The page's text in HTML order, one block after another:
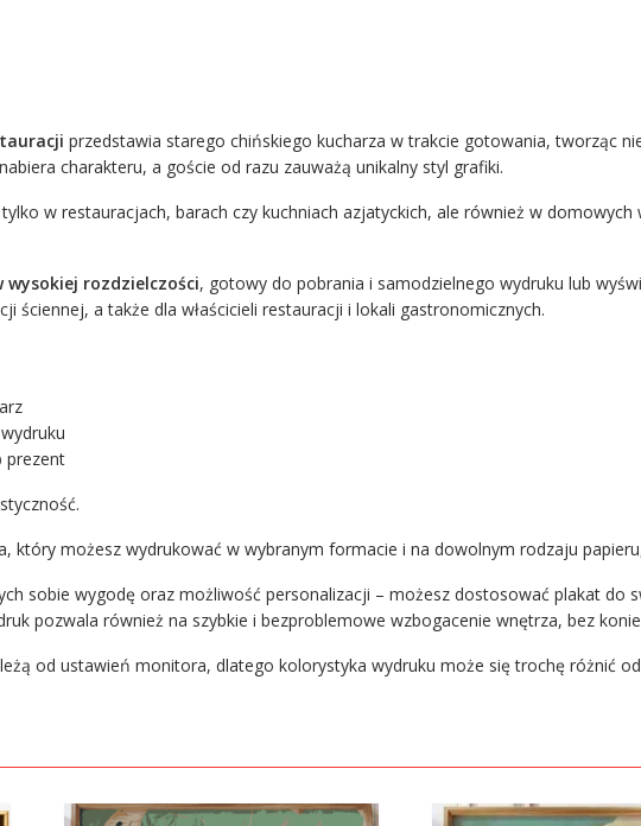
przedstawia starego chińskiego kucharza w trakcie gotowania, tworząc
charakteru, a goście od razu zauważą unikalny styl grafiki.
w restauracjach, barach czy kuchniach azjatyckich, ale również w
wysokiej rozdzielczości, gotowy do pobrania i samodzielnego wydruku lub
ściennej, a także dla właścicieli restauracji i lokali gastronomicznych.
prezent
który możesz wydrukować w wybranym formacie i na dowolnym rodzaju
sobie wygodę oraz możliwość personalizacji – możesz dostosować plakat
pozwala również na szybkie i bezproblemowe wzbogacenie wnętrza, bez
od ustawień monitora, dlatego kolorystyka wydruku może się trochę różnić